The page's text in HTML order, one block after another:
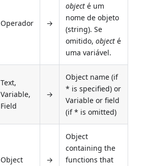
Operador →
object é um
nome de objeto
(string). Se
omitido,object é
uma variável.
Text,
Variable,
Field
→
Object name (if
* is specified) or
Variable or field
(if * is omitted)
Object →
Object
containing the
functions that